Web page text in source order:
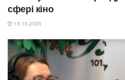
сфері кіно
13.10.2025